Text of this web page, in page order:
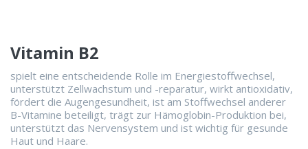
Vitamin B2
spielt eine entscheidende Rolle im Energiestoffwechsel,
unterstützt Zellwachstum und -reparatur, wirkt antioxidativ,
fördert die Augengesundheit, ist am Stoffwechsel anderer
B-Vitamine beteiligt, trägt zur Hämoglobin-Produktion bei,
unterstützt das Nervensystem und ist wichtig für gesunde
Haut und Haare.